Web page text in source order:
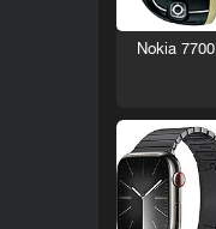
Nokia 7700